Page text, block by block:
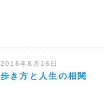
2016年6月16日
歩き方と人生の相関